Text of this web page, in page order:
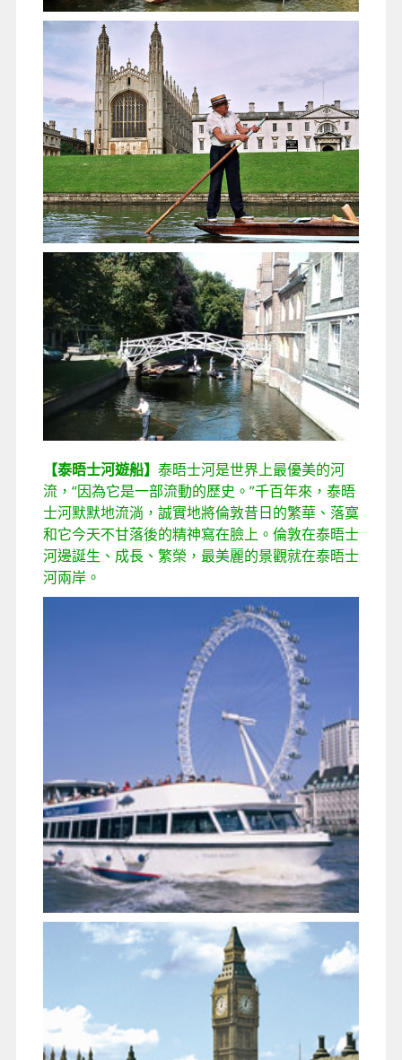
【泰晤士河遊船】 泰晤士河是世界上最優美的河
流，“因為它是一部流動的歷史。”千百年來，泰晤
士河默默地流淌，誠實地將倫敦昔日的繁華、落寞
和它今天不甘落後的精神寫在臉上。倫敦在泰晤士
河邊誕生、成長、繁榮，最美麗的景觀就在泰晤士
河兩岸。